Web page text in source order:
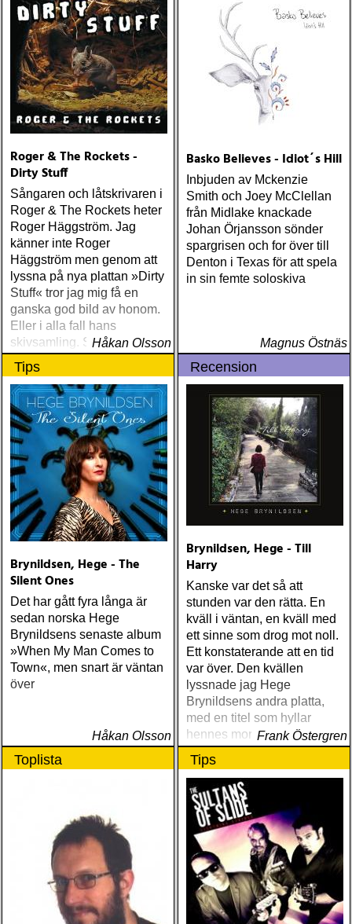
Roger & The Rockets -
Dirty Stuff
Sångaren och låtskrivaren i
Roger & The Rockets heter
Roger Häggström. Jag
känner inte Roger
Häggström men genom att
lyssna på nya plattan »Dirty
Stuff« tror jag mig få en
ganska god bild av honom.
Eller i alla fall hans
skivsamling. Som sannolikt
är stor och gedigen
Håkan Olsson
Basko Believes - Idiot´s Hill
Inbjuden av Mckenzie
Smith och Joey McClellan
från Midlake knackade
Johan Örjansson sönder
spargrisen och for över till
Denton i Texas för att spela
in sin femte soloskiva
Magnus Östnäs
Tips
Brynildsen, Hege - The
Silent Ones
Det har gått fyra långa är
sedan norska Hege
Brynildsens senaste album
»When My Man Comes to
Town«, men snart är väntan
över
Håkan Olsson
Recension
Brynildsen, Hege - Till
Harry
Kanske var det så att
stunden var den rätta. En
kväll i väntan, en kväll med
ett sinne som drog mot noll.
Ett konstaterande att en tid
var över. Den kvällen
lyssnade jag Hege
Brynildsens andra platta,
med en titel som hyllar
hennes morfarFrank Östergren
Toplista Tips